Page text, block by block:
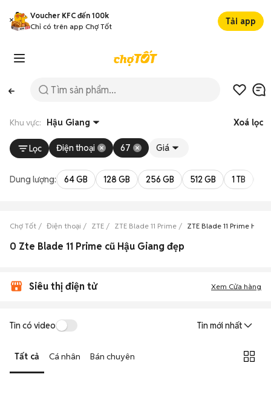
Voucher KFC đến 100k
Chỉ có trên app Chợ Tốt
Tải app
Khu vực: Hậu Giang Xoá lọc
Lọc Điện thoại 67 Giá
Dung lượng: 64 GB 128 GB 256 GB 512 GB 1 TB
Chợ Tốt Điện thoại ZTE ZTE Blade 11 Prime ZTE Blade 11 Prime Hậu
0 Zte Blade 11 Prime cũ Hậu Giang đẹp
Siêu thị điện tử Xem Cửa hàng
Tin có video Tin mới nhất
Tất cả Cá nhân Bán chuyên